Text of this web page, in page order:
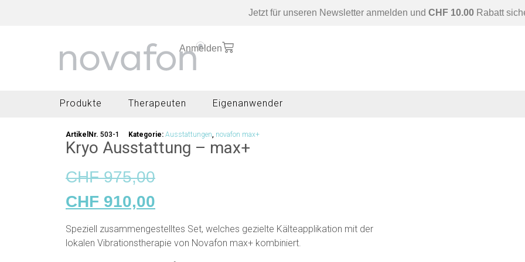
Jetzt für unseren Newsletter anmelden und CHF 10.00 Rabatt
Anmelden
Produkte Therapeuten Eigenanwender
ArtikelNr. 503-1 Kategorie: Ausstattungen novafon max+
Kryo Ausstattung – max+
CHF975,00
CHF 910,00
Speziell zusammengestelltes Set, welches gezielte Kälteapplikation mit der
lokalen Vibrationstherapie von Novafon max+ kombiniert.